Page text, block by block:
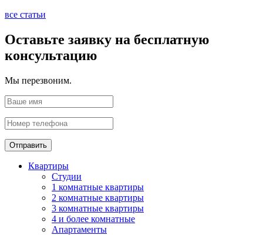
все статьи
Оставьте заявку на бесплатную
консультацию
Мы перезвоним.
Отправить
Квартиры
Студии
1 комнатные квартиры
2 комнатные квартиры
3 комнатные квартиры
4 и более комнатные
Апартаменты